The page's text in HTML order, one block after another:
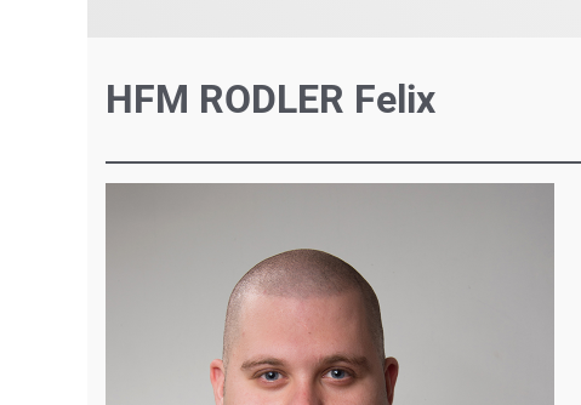
HFM RODLER Felix